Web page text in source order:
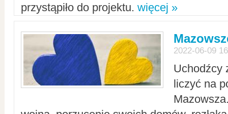
przystąpiło do projektu. więcej »
2022-06-09
Uchodźcy
liczyć na